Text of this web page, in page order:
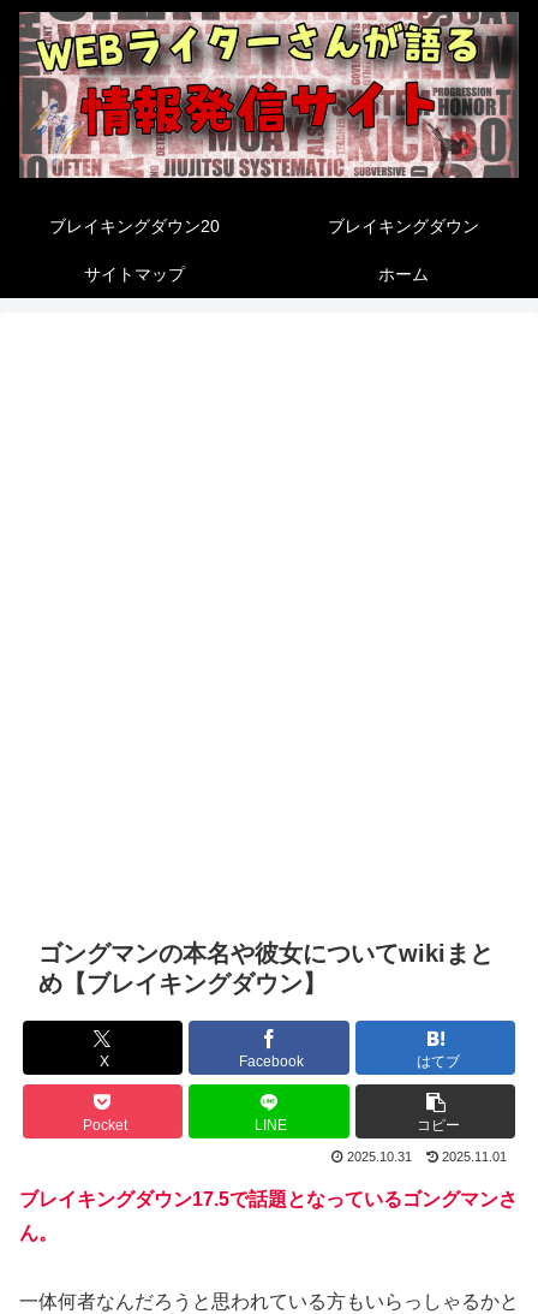
ブレイキングダウン20 ブレイキングダウン
サイトマップ ホーム
ゴングマンの本名や彼女についてwikiまと
め【ブレイキングダウン】
X Facebook はてブ
Pocket LINE コピー
2025.10.31 2025.11.01
ブレイキングダウン17.5で話題となっているゴングマンさ
ん。
一体何者なんだろうと思われている方もいらっしゃるかと